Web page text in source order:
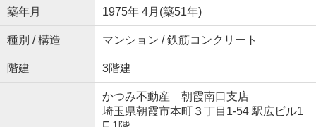
築年月 1975年 4月(築51年)
種別 / 構造 マンション / 鉄筋コンクリート
階建 3階建
かつみ不動産 朝霞南口支店
埼玉県朝霞市本町３丁目1-54 駅広ビル1